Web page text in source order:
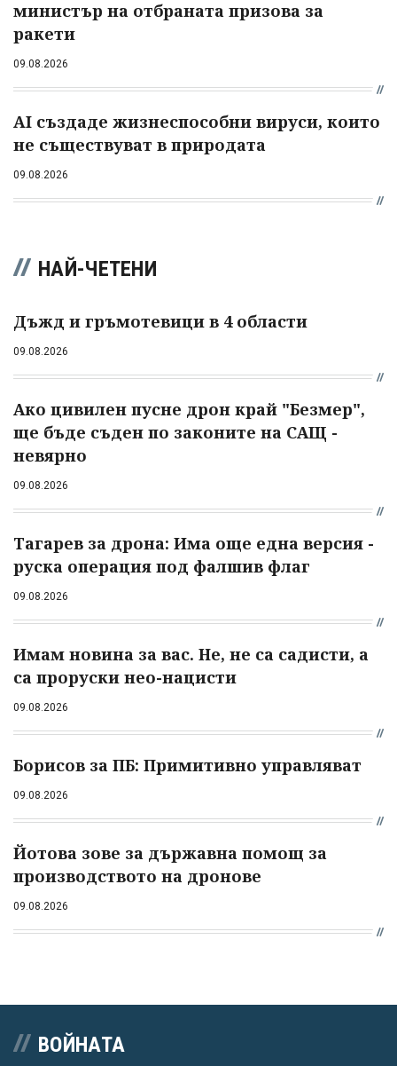
министър на отбраната призова за
ракети
09.08.2026
AI създаде жизнеспособни вируси, които
не съществуват в природата
09.08.2026
НАЙ-ЧЕТЕНИ
Дъжд и гръмотевици в 4 области
09.08.2026
Ако цивилен пусне дрон край "Безмер",
ще бъде съден по законите на САЩ -
невярно
09.08.2026
Тагарев за дрона: Има още една версия -
руска операция под фалшив флаг
09.08.2026
Имам новина за вас. Не, не са садисти, а
са проруски нео-нацисти
09.08.2026
Борисов за ПБ: Примитивно управляват
09.08.2026
Йотова зове за държавна помощ за
производството на дронове
09.08.2026
ВОЙНАТА